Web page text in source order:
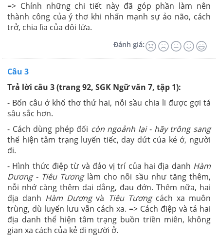
=> Chính những chi tiết này đã góp phần làm nên
thành công của ý thơ khi nhấn mạnh sự ảo não, cách
trở, chia lìa của đôi lứa.
Đánh giá:
Câu 3
Trả lời câu 3 (trang 92, SGK Ngữ văn 7, tập 1):
- Bốn câu ở khổ thơ thứ hai, nỗi sầu chia li được gợi tả
sâu sắc hơn.
- Cách dùng phép đối còn ngoảnh lại - hãy trông sang
thể hiện tâm trạng luyến tiếc, day dứt của kẻ ở, người
đi.
- Hình thức điệp từ và đảo vị trí của hai địa danh Hàm
Dương - Tiêu Tươnglàm cho nỗi sầu như tăng thêm,
nỗi nhớ càng thêm dai dẳng, đau đớn. Thêm nữa, hai
địa danh Hàm Dươngvà Tiêu Tương cách xa muôn
trùng, dù luyến lưu vẫn cách xa. => Cách điệp và tả hai
địa danh thể hiện tâm trạng buồn triền miên, không
gian xa cách của kẻ đi người ở.